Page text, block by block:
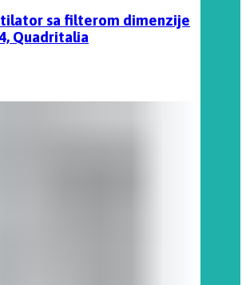
sa filterom dimenzije
Quadritalia